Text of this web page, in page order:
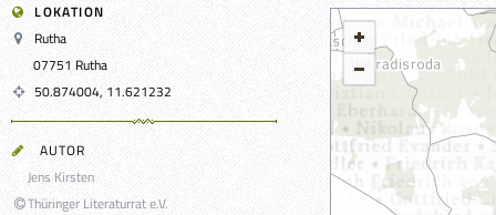
LOKATION
Rutha
07751 Rutha
50.874004, 11.621232
AUTOR
Jens Kirsten
Thüringer Literaturrat e.V.